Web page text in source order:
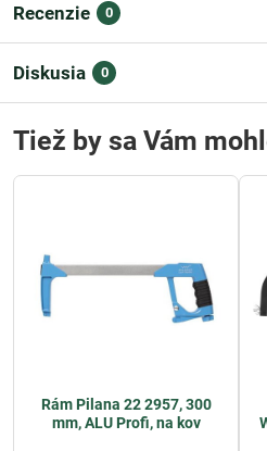
Recenzie 0
Diskusia 0
Tiež by sa Vám
Rám Pilana 22 2957, 300
mm, ALU Profi, na kov